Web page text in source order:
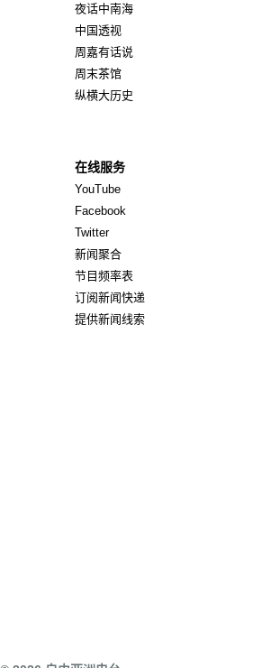
夜话中南海
中国透视
周嘉有话说
周末茶馆
纵横大历史
在线服务
YouTube
Facebook
TwitterOpens in new window
新闻聚合
节目频率表
订阅新闻快递
提供新闻线索